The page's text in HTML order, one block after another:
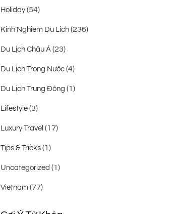
Holiday(54)
Kinh Nghiem Du Lich (236)
Du Lịch Châu Á (23)
Du Lịch Trong Nước (4)
Du Lịch Trung Đông (1)
Lifestyle (3)
Luxury Travel (17)
Tips & Tricks (1)
Uncategorized (1)
Vietnam (77)